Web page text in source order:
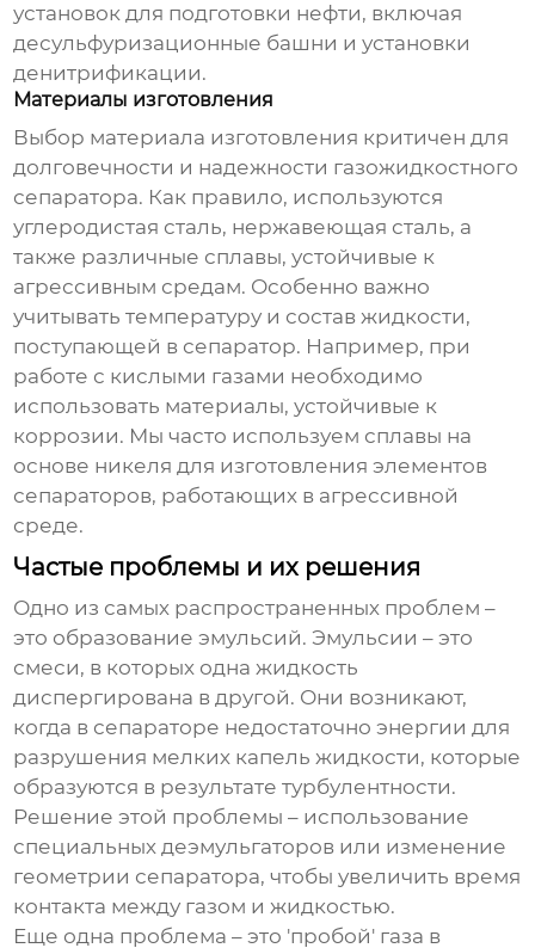
установок для подготовки нефти, включая
десульфуризационные башни и установки
денитрификации.
Материалы изготовления
Выбор материала изготовления критичен для
долговечности и надежности газожидкостного
сепаратора. Как правило, используются
углеродистая сталь, нержавеющая сталь, а
также различные сплавы, устойчивые к
агрессивным средам. Особенно важно
учитывать температуру и состав жидкости,
поступающей в сепаратор. Например, при
работе с кислыми газами необходимо
использовать материалы, устойчивые к
коррозии. Мы часто используем сплавы на
основе никеля для изготовления элементов
сепараторов, работающих в агрессивной
среде.
Частые проблемы и их решения
Одно из самых распространенных проблем –
это образование эмульсий. Эмульсии – это
смеси, в которых одна жидкость
диспергирована в другой. Они возникают,
когда в сепараторе недостаточно энергии для
разрушения мелких капель жидкости, которые
образуются в результате турбулентности.
Решение этой проблемы – использование
специальных деэмульгаторов или изменение
геометрии сепаратора, чтобы увеличить время
контакта между газом и жидкостью.
Еще одна проблема – это 'пробой' газа в